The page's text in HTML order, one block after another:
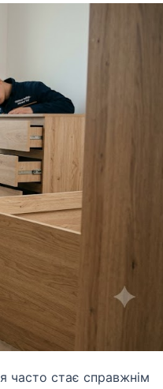
часто стає справжнім